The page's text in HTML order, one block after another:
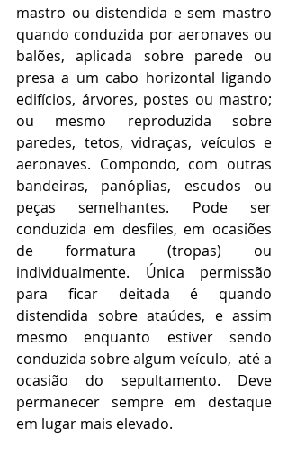
mastro ou distendida e sem mastro
quando conduzida por aeronaves ou
balões, aplicada sobre parede ou
presa a um cabo horizontal ligando
edifícios, árvores, postes ou mastro;
ou mesmo reproduzida sobre
paredes, tetos, vidraças, veículos e
aeronaves. Compondo, com outras
bandeiras, panóplias, escudos ou
peças semelhantes. Pode ser
conduzida em desfiles, em ocasiões
de formatura (tropas) ou
individualmente. Única permissão
para ficar deitada é quando
distendida sobre ataúdes, e assim
mesmo enquanto estiver sendo
conduzida sobre algum veículo,  até a
ocasião do sepultamento. Deve
permanecer sempre em destaque
em lugar mais elevado.